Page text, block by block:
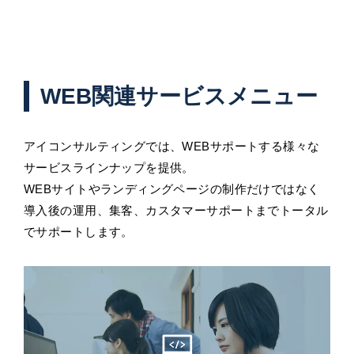
WEB関連サービスメニュー
アイコンサルティングでは、WEBサポートする様々な
サービスラインナップを提供。
WEBサイトやランディングページの制作だけではなく
導入後の運用、集客、カスタマーサポートまでトータル
でサポートします。